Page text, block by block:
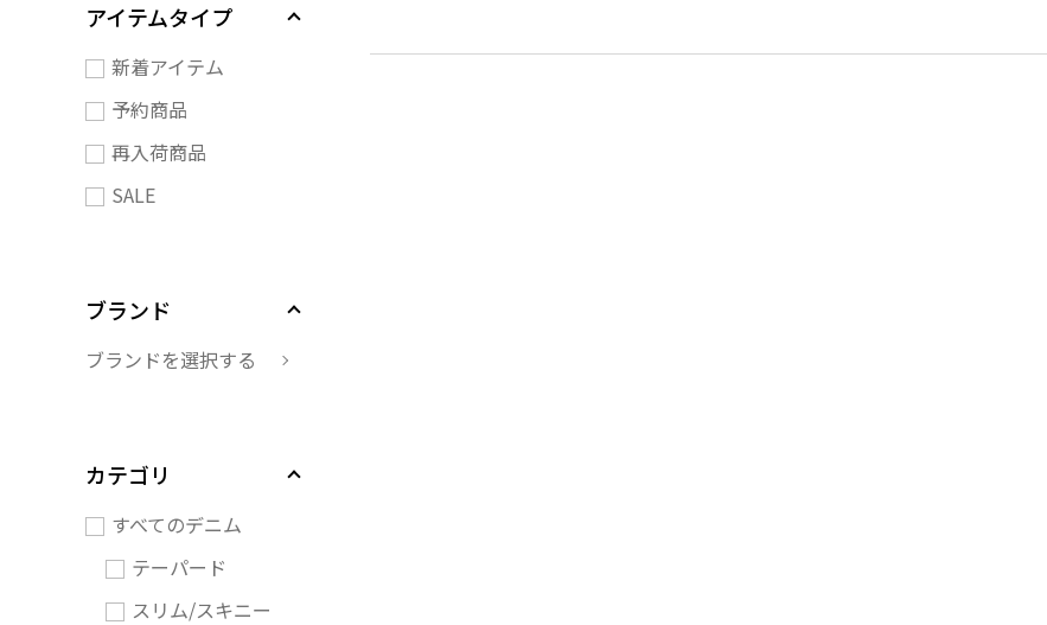
アイテムタイプ
新着アイテム
予約商品
再入荷商品
SALE
ブランド
ブランドを選択する
カテゴリ
すべてのデニム
テーパード
スリム/スキニー